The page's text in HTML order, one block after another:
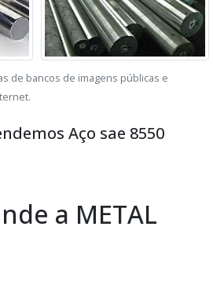
de bancos de imagens públicas e
Aço sae 8550
a METAL